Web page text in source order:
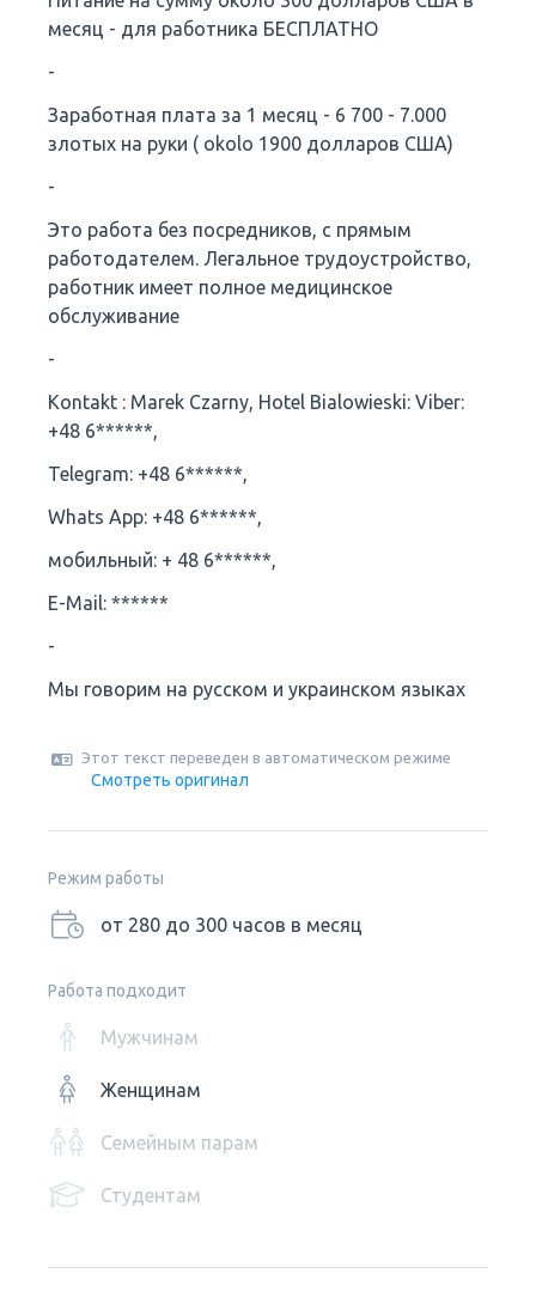
месяц - для работника БЕСПЛАТНО
-
Заработная плата за 1 месяц - 6 700 - 7.000
злотых на руки ( okolo 1900 долларов США)
-
Это работа без посредников, с прямым
работодателем. Легальное трудоустройство,
работник имеет полное медицинское
обслуживание
-
Kontakt : Marek Czarny, Hotel Bialowieski: Viber:
+48 6******,
Telegram: +48 6******,
Whats App: +48 6******,
мобильный: + 48 6******,
E-Mail: ******
-
Мы говорим на русском и украинском языках
Этот текст переведен в автоматическом режиме
Смотреть оригинал
Режим работы
от 280 до 300 часов в месяц
Работа подходит
Мужчинам
Женщинам
Семейным парам
Студентам